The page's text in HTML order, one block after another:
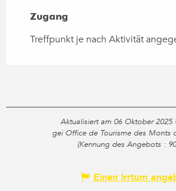
Zugang
Zugang
Treffpunkt je nach Aktivität
Aktualisiert am 06 Oktober 2025
gei Office de Tourisme des Monts
(Kennung des Angebots :
Einen Irrtum